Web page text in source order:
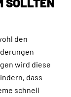
den
wird diese
dass
schnell